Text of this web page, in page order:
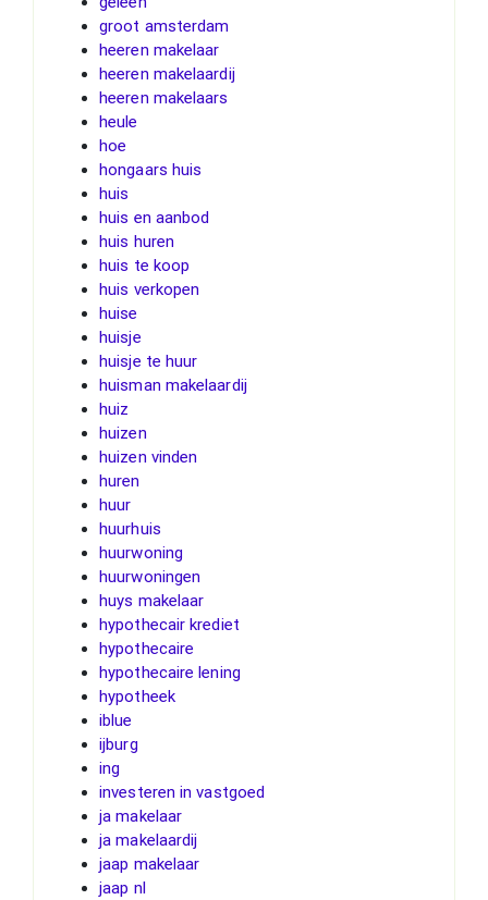
groot amsterdam
heeren makelaar
heeren makelaardij
heeren makelaars
heule
hoe
hongaars huis
huis
huis en aanbod
huis huren
huis te koop
huis verkopen
huise
huisje
huisje te huur
huisman makelaardij
huiz
huizen
huizen vinden
huren
huur
huurhuis
huurwoning
huurwoningen
huys makelaar
hypothecair krediet
hypothecaire
hypothecaire lening
hypotheek
iblue
ijburg
ing
investeren in vastgoed
ja makelaar
ja makelaardij
jaap makelaar
jaap nl